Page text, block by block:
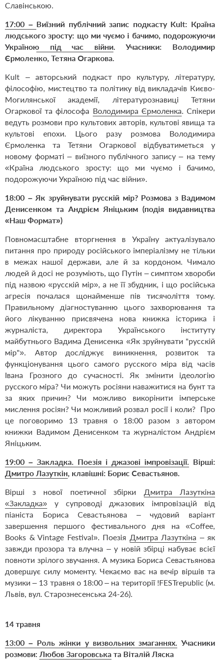
Славінською.
17:00 – Виїзний публічний запис подкасту Kult: Країна
людського зросту: що ми чуємо і бачимо, подорожуючи
Україною під час війни. Учасники: Володимир
Єрмоленко, Тетяна Огаркова.
Kult – авторський подкаст про культуру, літературу,
філософію, мистецтво та політику від викладачів Києво-
Могилянської академії, літературознавиці Тетяни
Огаркової та філософа Володимира Єрмоленка. Спікери
ведуть розмови про культових авторів, культові явища та
культові епохи. Цього разу розмова Володимира
Єрмоленка та Тетяни Огаркової відбуватиметься у
новому форматі – виїзного публічного запису – на тему
«Країна людського зросту: що ми чуємо і бачимо,
подорожуючи Україною під час війни».
18:00 – Як зруйнувати русскій мір? Розмова з Вадимом
Денисенком та Андрієм Яніцьким (подія видавництва
«Наш Формат»)
Повномасштабне вторгнення в Україну актуалізувало
питання про природу російського імперіалізму не тільки
в межах нашої держави, але й за кордоном. Чимало
людей й досі не розуміють, що Путін – симптом хвороби
під назвою «русскій мір», а не її збудник, і що російська
агресія почалася щонайменше пів тисячоліття тому.
Правильному діагностуванню цього захворювання та
його лікуванню присвячена нова книжка історика і
журналіста, директора Українського інституту
майбутнього Вадима Денисенка «Як зруйнувати "русскій
мір"». Автор досліджує виникнення, розвиток та
функціонування цього самого русского міра від часів
Івана Грозного до сучасності. Як змінити ідеологію
русского міра? Чи можуть росіяни наважитися на бунт та
за яких причин? Чи можливо викорінити імперське
мислення росіян? Чи можливий розвал росії і коли? Про
це поговоримо 13 травня о 18:00 разом з автором
книжки Вадимом Денисенком та журналістом Андрієм
Яніцьким.
19:00 – Закладка. Поезія і джазові імпровізації. Вірші:
Дмитро Лазуткін, клавішні: Борис Севастьянов.
Вірші з нової поетичної збірки Дмитра Лазуткіна
«Закладка» у супроводі джазових імпровізацій від
піаніста Бориса Севастьянова – чудовий варіант
завершення першого фестивального дня на «Coffee,
Books & Vintage Festival». Поезія Дмитра Лазуткіна – як
завжди прозора та влучна – у новій збірці набуває всієї
повноти зрілого звучання. А музика Бориса Севастьянова
довершує силу моменту. Чекаємо вас на вечір віршів та
музики – 13 травня о 18:00 – на території !FESTrepublic (м.
Львів, вул. Старознесенська 24-26).
14 травня
13:00– Роль жінки у визвольних змаганнях. Учасники
розмови: Любов Загоровська та Віталій Ляска